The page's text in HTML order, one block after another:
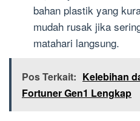
bahan plastik yang
mudah rusak jika
matahari langsung.
Pos Terkait: Kelebihan
Fortuner Gen1 Lengkap